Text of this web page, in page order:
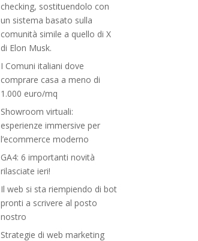
checking, sostituendolo con
un sistema basato sulla
comunità simile a quello di X
di Elon Musk.
I Comuni italiani dove
comprare casa a meno di
1.000 euro/mq
Showroom virtuali:
esperienze immersive per
l’ecommerce moderno
GA4: 6 importanti novità
rilasciate ieri!
Il web si sta riempiendo di bot
pronti a scrivere al posto
nostro
Strategie di web marketing